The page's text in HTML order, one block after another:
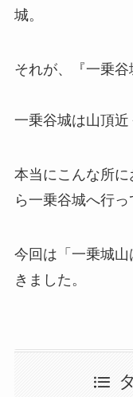
城。
それが、『一乗谷
一乗谷城は山頂近
本当にこんな所
ら一乗谷城へ行っ
今回は「一乗城
きました。